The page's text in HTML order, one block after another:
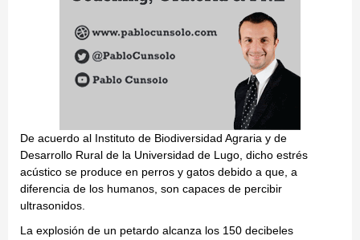
De acuerdo al Instituto de Biodiversidad Agraria y de
Desarrollo Rural de la Universidad de Lugo, dicho estrés
acústico se produce en perros y gatos debido a que, a
diferencia de los humanos, son capaces de percibir
ultrasonidos.
La explosión de un petardo alcanza los 150 decibeles